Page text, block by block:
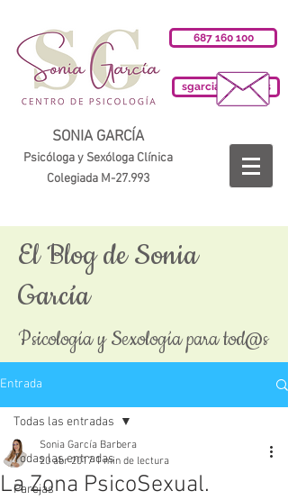
687 160 100
sgarciab@cop.es
SONIA GARCÍA
Psicóloga y Sexóloga Clínica
Colegiada M-27.993
El Blog de Sonia
García
Psicología y Sexología para tod@s
Entrada
Todas las entradas
Parejas
Todas las entradas
La Zona PsicoSexual.
Sonia García Barbera
20 abr 2017 1 min de lectura